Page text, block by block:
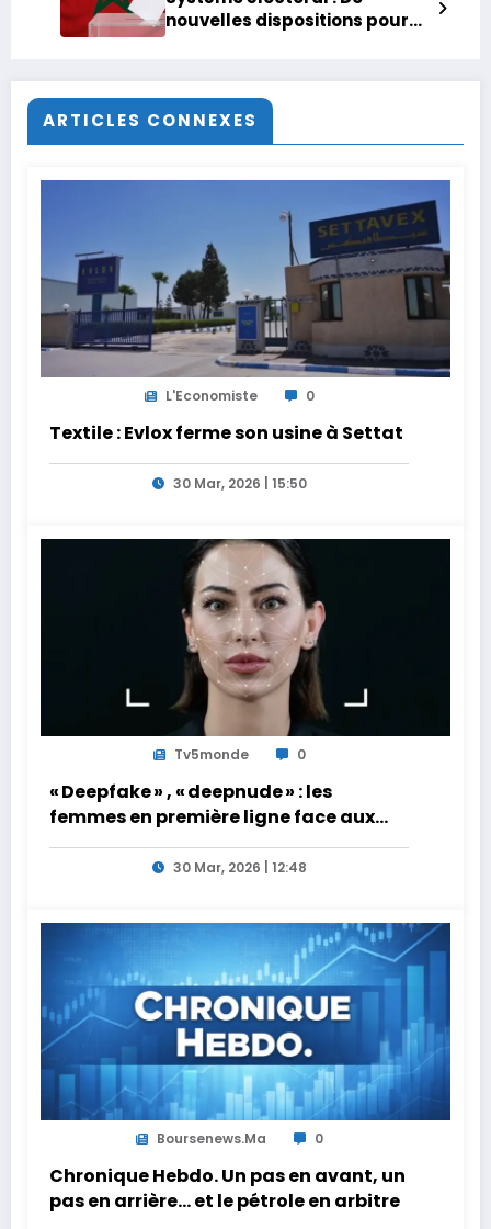
nouvelles dispositions pour
ARTICLES CONNEXES
L'Economiste 0
Textile : Evlox ferme son usine à Settat
30 Mar, 2026 | 15:50
Tv5monde 0
« Deepfake » , « deepnude » : les
femmes en première ligne face aux
dangers de l’intelligence artificielle
30 Mar, 2026 | 12:48
Boursenews.ma 0
Chronique Hebdo. Un pas en avant, un
pas en arrière… et le pétrole en arbitre